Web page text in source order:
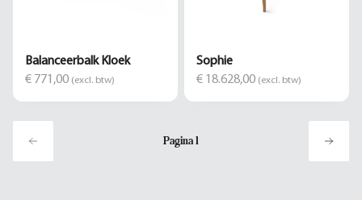
Balanceerbalk Kloek
€ 771,00 (excl. btw)
Sophie
€ 18.628,00 (excl. btw)
Pagina1